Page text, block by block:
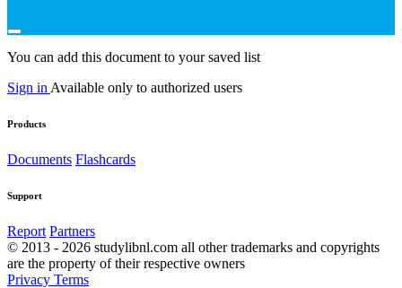
You can add this document to your saved list
Sign in Available only to authorized users
Products
Documents Flashcards
Support
Report Partners
© 2013 - 2026 studylibnl.com all other trademarks and copyrights
are the property of their respective owners
Privacy Terms